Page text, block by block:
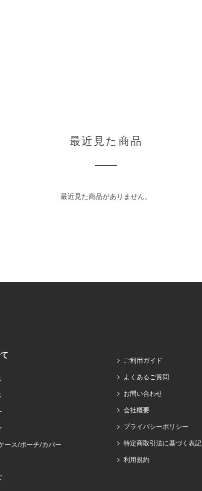
最近見た商品
最近見た商品がありません。
ース/ポーチ/カバー
ご利用ガイド
よくあるご質問
お問い合わせ
会社概要
プライバシーポリシー
特定商取引法に基づく表記
利用規約